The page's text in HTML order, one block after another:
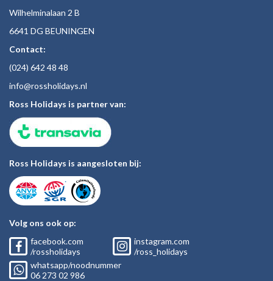
Wilhelminalaan 2 B
6641 DG BEUNINGEN
Contact:
(024) 642 48 48
info@rossholidays.nl
Ross Holidays is partner van:
Ross Holidays is aangesloten bij:
Volg ons ook op:
facebook.com
/rossholidays
instagram.com
/ross_holidays
whatsapp/noodnummer
06 273 02 986